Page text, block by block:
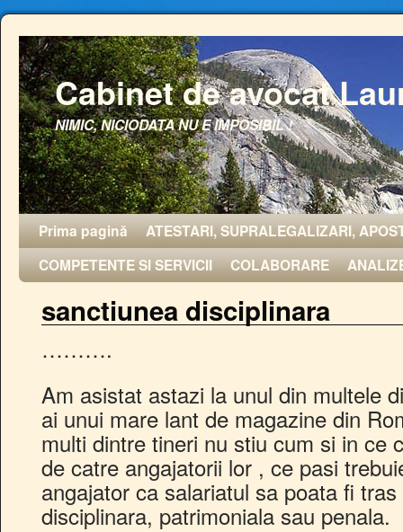
Cabinet de avocat
NIMIC, NICIODATA NU E IMPOSIBIL !
Prima pagină
ATESTARI, SUPRALEGALIZARI,
COMPETENTE SI SERVICII
COLABORARE
sanctiunea disciplinara
……….
Am asistat astazi la unul din multele
ai unui mare lant de magazine din
multi dintre tineri nu stiu cum si in ce
de catre angajatorii lor , ce pasi
angajator ca salariatul sa poata fi
disciplinara, patrimoniala sau penala.